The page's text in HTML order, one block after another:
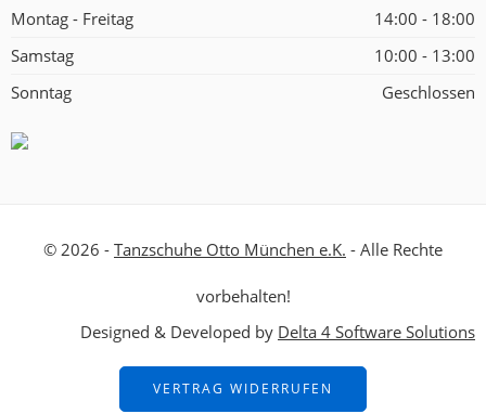
Montag - Freitag
14:00 - 18:00
Samstag
10:00 - 13:00
Sonntag
Geschlossen
© 2026 - Tanzschuhe Otto München e.K. - Alle Rechte
vorbehalten!
Designed & Developed by Delta 4 Software Solutions
VERTRAG WIDERRUFEN